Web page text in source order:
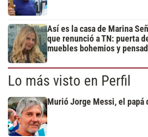
Así es la casa de Marina
que renunció a TN: puerta
muebles bohemios y
Lo más visto en Perfil
Murió Jorge Messi, el papá